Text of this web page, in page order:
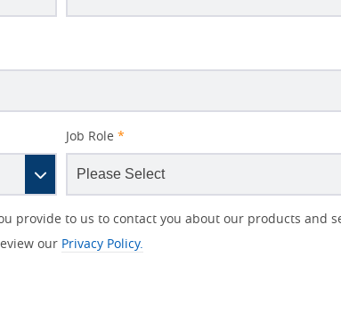
Job Role *
provide to us to contact you about our products and
our Privacy Policy.